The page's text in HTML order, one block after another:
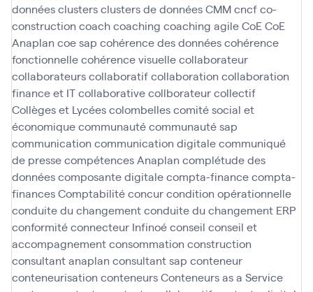
donnéesclustersclusters de donnéesCMMcncfco-
construction coachcoaching coaching agileCoECoE
Anaplan coe sap cohérence des donnéescohérence
fonctionnellecohérence visuellecollaborateur
collaborateurscollaboratifcollaboration collaboration
finance et ITcollaborativecollborateurcollectif
Collèges et Lycéescolombellescomité social et
économiquecommunautécommunauté sap
communication communication digitalecommuniqué
de pressecompétences Anaplan complétude des
donnéescomposante digitalecompta-financecompta-
financesComptabilitéconcurcondition opérationnelle
conduite du changementconduite du changement ERP
conformitéconnecteur Infinoéconseil conseil et
accompagnementconsommation construction
consultant anaplan consultant sap conteneur
conteneurisation conteneursConteneurs as a Service